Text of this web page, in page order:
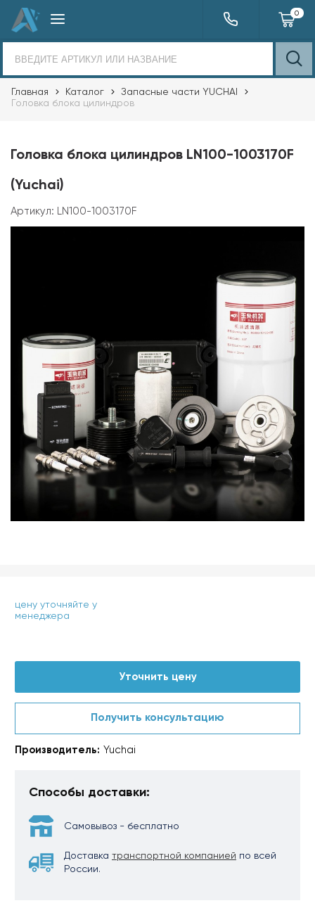
0
Главная Каталог
Запасные части YUCHAI
Головка блока цилиндров
Головка блока цилиндров LN100-1003170F
(Yuchai)
Артикул: LN100-1003170F
цену уточняйте у
менеджера
Уточнить цену
Получить консультацию
Производитель: Yuchai
Способы доставки:
Самовывоз - бесплатно
Доставка транспортной компанией по всей
России.